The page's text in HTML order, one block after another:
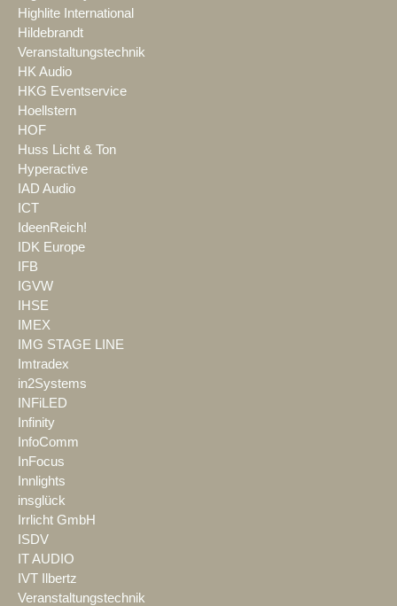
Highlite International
Hildebrandt
Veranstaltungstechnik
HK Audio
HKG Eventservice
Hoellstern
HOF
Huss Licht & Ton
Hyperactive
IAD Audio
ICT
IdeenReich!
IDK Europe
IFB
IGVW
IHSE
IMEX
IMG STAGE LINE
Imtradex
in2Systems
INFiLED
Infinity
InfoComm
InFocus
Innlights
insglück
Irrlicht GmbH
ISDV
IT AUDIO
IVT Ilbertz
Veranstaltungstechnik